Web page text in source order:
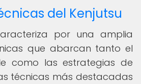
del Kenjutsu
por una amplia
que abarcan tanto el
como las estrategias de
técnicas más destacadas